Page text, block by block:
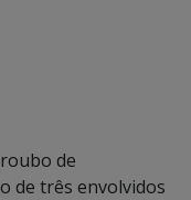
de
de três envolvidos